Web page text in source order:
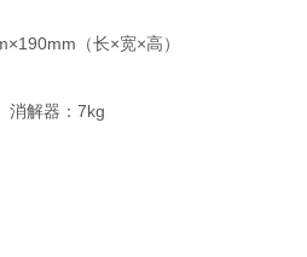
（长×宽×高）
器：7kg